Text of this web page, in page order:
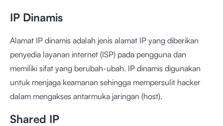
IP Dinamis
Alamat IP dinamis adalah jenis alamat IP yang diberikan
penyedia layanan internet (ISP) pada pengguna dan
memiliki sifat yang berubah-ubah. IP dinamis digunakan
untuk menjaga keamanan sehingga mempersulit hacker
dalam mengakses antarmuka jaringan (host).
Shared IP